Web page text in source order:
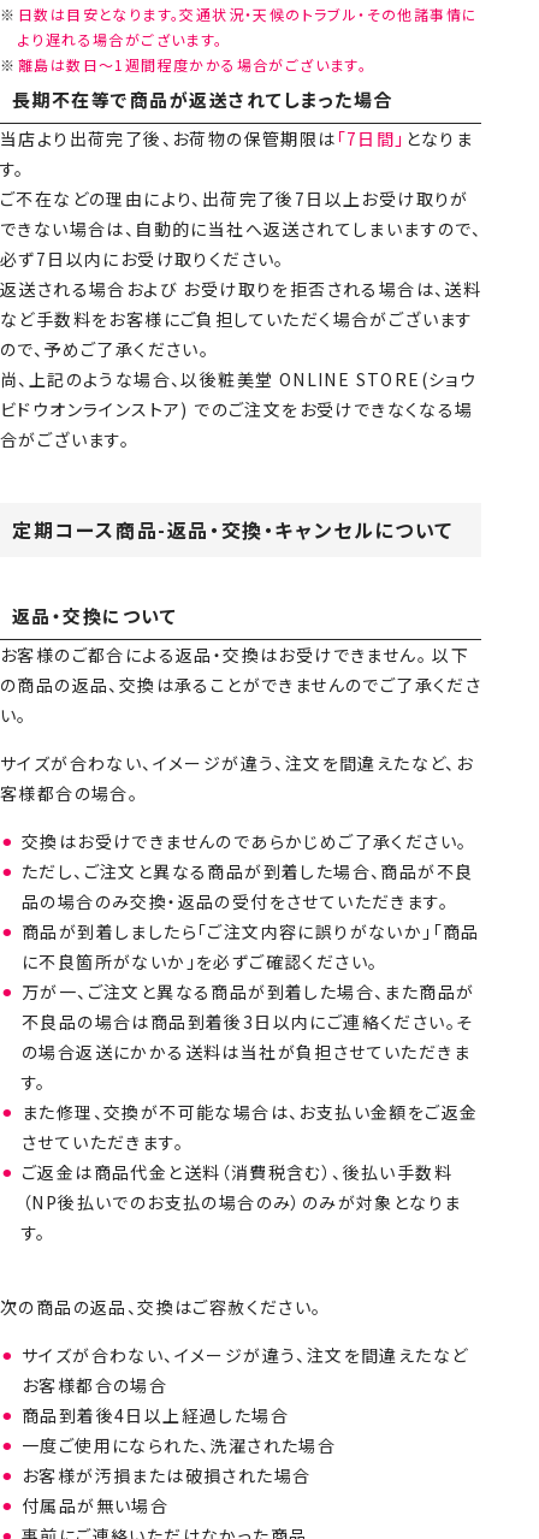
日数は目安となります。交通状況・天候のトラブル・その他諸事情に
より遅れる場合がございます。
離島は数日～1週間程度かかる場合がございます。
長期不在等で商品が返送されてしまった場合
当店より出荷完了後、お荷物の保管期限は 「7日間」 となりま
す。
ご不在などの理由により、出荷完了後7日以上お受け取りが
できない場合は、自動的に当社へ返送されてしまいますので、
必ず7日以内にお受け取りください。
返送される場合および お受け取りを拒否される場合は、送料
など手数料をお客様にご負担していただく場合がございます
ので、予めご了承ください。
尚、上記のような場合、以後粧美堂 ONLINE STORE(ショウ
ビドウオンラインストア) でのご注文をお受けできなくなる場
合がございます。
定期コース商品-返品・交換・キャンセルについて
返品・交換について
お客様のご都合による返品・交換はお受けできません。 以下
の商品の返品、交換は承ることができませんのでご了承くださ
い。
サイズが合わない、イメージが違う、注文を間違えたなど、お
客様都合の場合。
交換はお受けできませんのであらかじめご了承ください。
ただし、ご注文と異なる商品が到着した場合、商品が不良
品の場合のみ交換・返品の受付をさせていただきます。
商品が到着しましたら「ご注文内容に誤りがないか」「商品
に不良箇所がないか」を必ずご確認ください。
万が一、ご注文と異なる商品が到着した場合、また商品が
不良品の場合は商品到着後3日以内にご連絡ください。そ
の場合返送にかかる送料は当社が負担させていただきま
す。
また修理、交換が不可能な場合は、お支払い金額をご返金
させていただきます。
ご返金は商品代金と送料（消費税含む）、後払い手数料
（NP後払いでのお支払の場合のみ）のみが対象となりま
す。
次の商品の返品、交換はご容赦ください。
サイズが合わない、イメージが違う、注文を間違えたなど
お客様都合の場合
商品到着後4日以上経過した場合
一度ご使用になられた、洗濯された場合
お客様が汚損または破損された場合
付属品が無い場合